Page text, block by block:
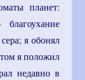
планет:
я обонял
я положил
недавно в